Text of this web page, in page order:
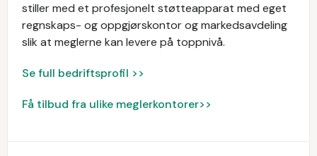
stiller med et profesjonelt støtteapparat med eget
regnskaps- og oppgjørskontor og markedsavdeling
slik at meglerne kan levere på toppnivå.
Se full bedriftsprofil >>
Få tilbud fra ulike meglerkontorer>>